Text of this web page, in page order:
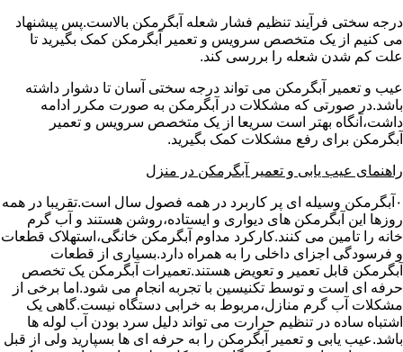
درجه سختی فرآیند تنظیم فشار شعله آبگرمکن بالاست.پس پیشنهاد
می کنیم از یک متخصص سرویس و تعمیر آبگرمکن کمک بگیرید تا
علت کم شدن شعله را بررسی کند.
عیب و تعمیر آبگرمکن می تواند درجه سختی آسان تا دشوار داشته
باشد.در صورتی که مشکلات در آبگرمکن به صورت مکرر ادامه
داشت،آنگاه بهتر است سریعا از یک متخصص سرویس و تعمیر
آبگرمکن برای رفع مشکلات کمک بگیرید.
راهنمای عیب یابی و تعمیر آبگرمکن در منزل
۰آبگرمکن وسیله ای پر کاربرد در همه فصول سال است.تقریبا در همه
روزها این آبگرمکن های دیواری و ایستاده،روشن هستند و آب گرم
خانه را تامین می کنند.کارکرد مداوم آبگرمکن خانگی،استهلاک قطعات
و فرسودگی اجزای داخلی را به همراه دارد.بسیاری از قطعات
آبگرمکن قابل تعمیر و تعویض هستند.تعمیرات آبگرمکن یک تخصص
حرفه ای است و توسط تکنیسین با تجربه انجام می شود.اما برخی از
مشکلات آب گرم منازل،مربوط به خرابی دستگاه نیست.گاهی یک
اشتباه ساده در تنظیم حرارت می تواند دلیل سرد بودن آب لوله ها
باشد.عیب یابی و تعمیر آبگرمکن را به حرفه ای ها بسپارید ولی از قبل